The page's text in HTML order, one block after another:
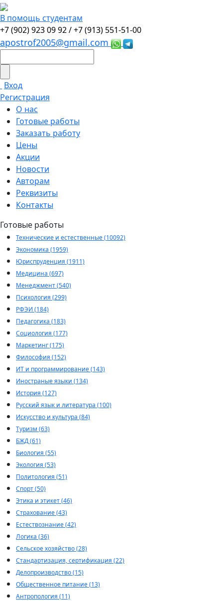
В помощь студентам
+7 (902) 923 09 92 /+7 (913) 551-51-00
apostrof2005@gmail.com
Вход
Регистрация
О нас
Готовые работы
Заказать работу
Цены
Акции
Новости
Авторам
Реквизиты
Контакты
Готовые работы
Технические и естественные (10092)
Экономика (1959)
Юриспруденция (1911)
Медицина (697)
Менеджмент (540)
Психология (299)
РФЭИ (184)
Педагогика (183)
Социология (177)
Маркетинг (175)
Философия (152)
ИТ и программирование (143)
Иностраные языки (134)
История (127)
Русский язык и литература (100)
Искусство и культура (84)
Туризм (63)
БЖД (61)
Биология (55)
Экология (53)
Политология (51)
Спорт (50)
Этика и этикет (46)
Страхование (43)
Естествознание (42)
Логика (36)
Сельское хозяйство (28)
Стандартизация, сертификация (22)
Делопроизводство (15)
Общественное питание (13)
Антропология (11)